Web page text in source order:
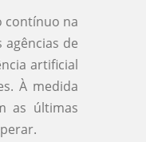
contínuo na
de
artificial
À medida
as últimas